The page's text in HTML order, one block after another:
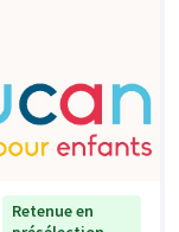
Retenue en